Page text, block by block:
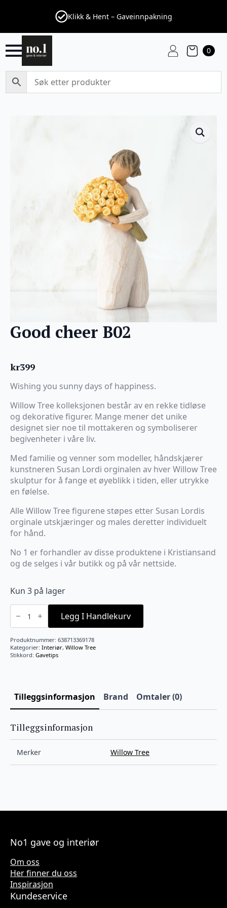
Klikk & Hent – Gaveinnpakning
0
Good cheer B02
kr399
Wishing you sunny days of happiness.
Willow Tree kolleksjonen består av en rekke tidløse
og dekorative figurer. Mange mener det unike
designet sier noe til mottakeren og symboliserer
begivenheter i våre liv.
Med familie og venner som modeller, håndskjærer
kunstneren Susan Lordi orginalen av hver Willow Tree
skulptur for å fange et øyeblikk i tiden, eller utrykke
en følelse.
Alle Willow Tree figurene støpes etter Susan Lordis
orginale utskjæringer og males deretter individuelt
for hånd.
No 1 er forhandler av disse produktene i Kristiansand
og de selges i vår butikk og på vår nettside.
Kun 3 på lager
Good
cheer
antall
Legg I Handlekurv
Produktnummer: 638713369178
Kategorier: Interiør, Willow Tree
Stikkord: Gavetips
Tilleggsinformasjon Brand Omtaler (0)
Tilleggsinformasjon
Merker Willow Tree
No1 gave og interiør
Om oss
Her finner du oss
Inspirasjon
Kundeservice